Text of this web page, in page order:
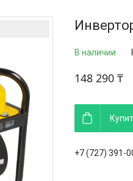
В наличии
148 290 ₸
+7 (727) 391-